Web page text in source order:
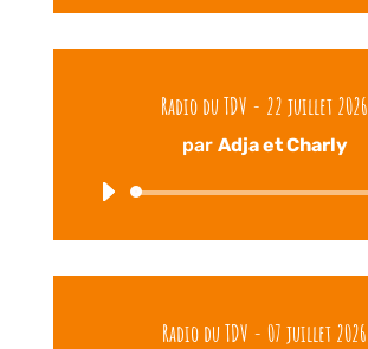
Radio du TDV - 22 juillet 2026
par Adja et Charly
Lecteur
Radio du TDV - 07 juillet 2026